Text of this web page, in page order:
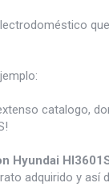
catalogo,
Hyundai
adquirido y así